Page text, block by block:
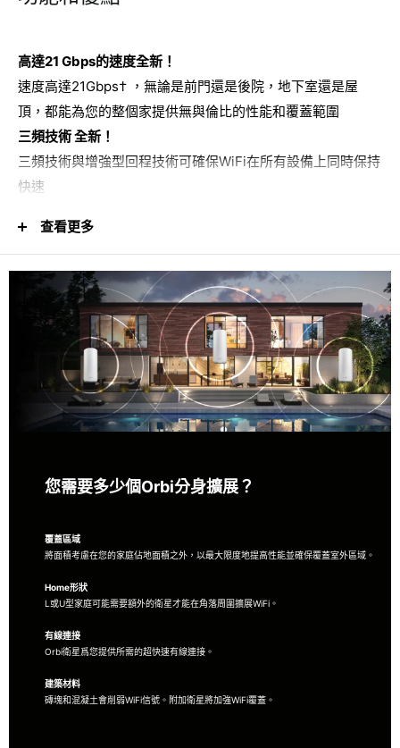
高達21 Gbps的速度全新！
速度高達21Gbps† ，無論是前門還是後院，地下室還是屋
頂，都能為您的整個家提供無與倫比的性能和覆蓋範圍
三頻技術全新！
三頻技術與增強型回程技術可確保WiFi在所有設備上同時保持
快速
輕鬆為現有Orbi 870系列Mesh系統或路由器的增加3,000平
360°WiFi覆蓋範圍
優雅的全新設計和高性能天線可在您家的每個角落提供卓越的
360°WiFi覆蓋，無論佈局如何
重新詮釋速度和可靠性
2.5 Gbps††以太網埠為有線連接和2.5 Gbps有線回程提供無
與倫比的速度和可靠性
加購產品資料：
管交換機
管交換機
NETGEAR (MS108UP) 8 Ports Multi-Gigabit Ethernet
網管PoE+/PoE++交換機
查看更多
您需要多少個Orbi分身擴展？
覆蓋區域
將面積考慮在您的家庭佔地面積之外，以最大限度地提高性能並確保覆蓋室外區域。
Home形狀
L或U型家庭可能需要額外的衛星才能在角落周圍擴展WiFi。
有線連接
Orbi衛星爲您提供所需的超快速有線連接。
建築材料
磚塊和混凝土會削弱WiFi信號。附加衛星將加強WiFi覆蓋。